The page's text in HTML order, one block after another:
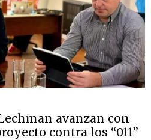
avanzan con
contra los “011”